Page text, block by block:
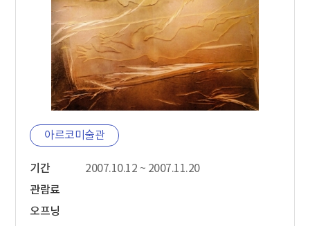
아르코미술관
기간
2007.10.12 ~ 2007.11.20
관람료
오프닝